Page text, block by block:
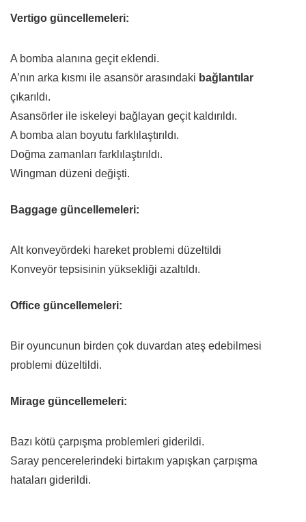
Vertigo güncellemeleri:
A bomba alanına geçit eklendi.
A’nın arka kısmı ile asansör arasındaki bağlantılar
çıkarıldı.
Asansörler ile iskeleyi bağlayan geçit kaldırıldı.
A bomba alan boyutu farklılaştırıldı.
Doğma zamanları farklılaştırıldı.
Wingman düzeni değişti.
Baggage güncellemeleri:
Alt konveyördeki hareket problemi düzeltildi
Konveyör tepsisinin yüksekliği azaltıldı.
Office güncellemeleri:
Bir oyuncunun birden çok duvardan ateş edebilmesi
problemi düzeltildi.
Mirage güncellemeleri:
Bazı kötü çarpışma problemleri giderildi.
Saray pencerelerindeki birtakım yapışkan çarpışma
hataları giderildi.